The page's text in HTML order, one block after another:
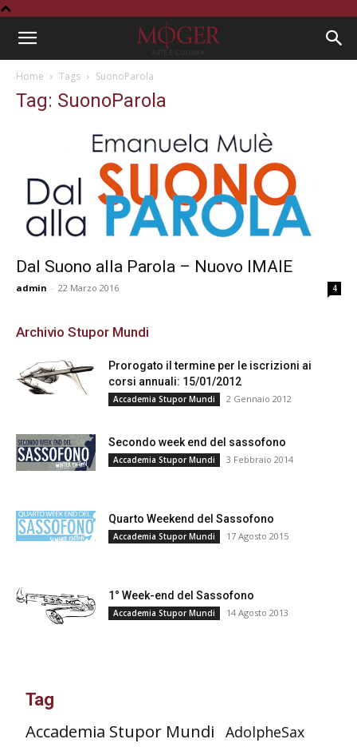
Home Tags SuonoParola
Tag: SuonoParola
Dal Suono alla Parola – Nuovo IMAIE
admin - 22 Marzo 2016 4
Archivio Stupor Mundi
Prorogato il termine per le iscrizioni ai
corsi annuali: 15/01/2012
Accademia Stupor Mundi 2 Gennaio 2012
Secondo week end del sassofono
Accademia Stupor Mundi 3 Febbraio 2014
Quarto Weekend del Sassofono
Accademia Stupor Mundi 17 Agosto 2015
1° Week-end del Sassofono
Accademia Stupor Mundi 14 Agosto 2013
Tag
Accademia Stupor Mundi AdolpheSax